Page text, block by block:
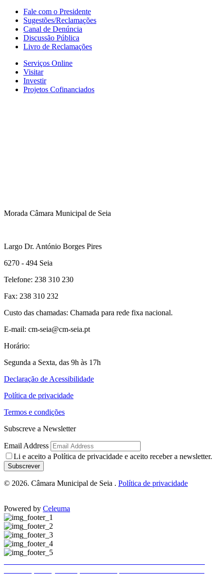
Fale com o Presidente
Sugestões/Reclamações
Canal de Denúncia
Discussão Pública
Livro de Reclamações
Serviços Online
Visitar
Investir
Projetos Cofinanciados
Morada Câmara Municipal de Seia
Largo Dr. António Borges Pires
6270 - 494 Seia
Telefone: 238 310 230
Fax: 238 310 232
Custo das chamadas: Chamada para rede fixa nacional.
E-mail: cm-seia@cm-seia.pt
Horário:
Segunda a Sexta, das 9h às 17h
Declaração de Acessibilidade
Política de privacidade
Termos e condições
Subscreve a Newsletter
Email Address
Li e aceito a Política de privacidade e aceito receber a newsletter.
Subscrever
© 2026. Câmara Municipal de Seia . Política de privacidade
Powered by Celeuma